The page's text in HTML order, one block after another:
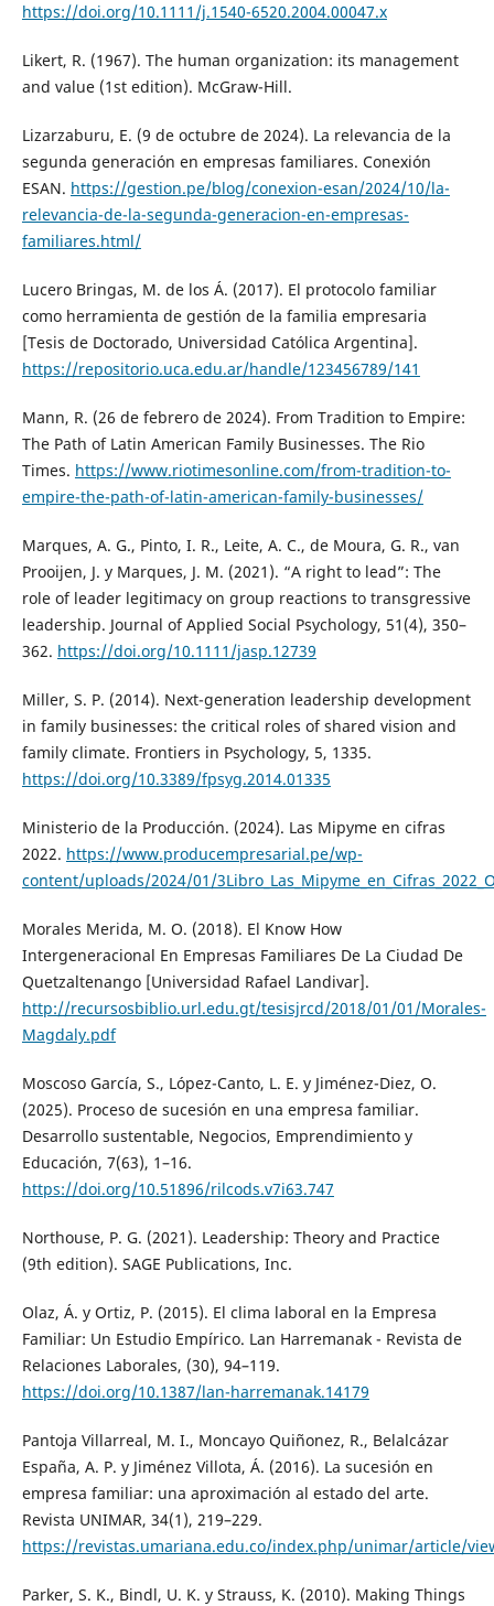
https://doi.org/10.1111/j.1540-6520.2004.00047.x
Likert, R. (1967). The human organization: its management
and value (1st edition). McGraw-Hill.
Lizarzaburu, E. (9 de octubre de 2024). La relevancia de la
segunda generación en empresas familiares. Conexión
ESAN. https://gestion.pe/blog/conexion-esan/2024/10/la-
relevancia-de-la-segunda-generacion-en-empresas-
familiares.html/
Lucero Bringas, M. de los Á. (2017). El protocolo familiar
como herramienta de gestión de la familia empresaria
[Tesis de Doctorado, Universidad Católica Argentina].
https://repositorio.uca.edu.ar/handle/123456789/141
Mann, R. (26 de febrero de 2024). From Tradition to Empire:
The Path of Latin American Family Businesses. The Rio
Times. https://www.riotimesonline.com/from-tradition-to-
empire-the-path-of-latin-american-family-businesses/
Marques, A. G., Pinto, I. R., Leite, A. C., de Moura, G. R., van
Prooijen, J. y Marques, J. M. (2021). “A right to lead”: The
role of leader legitimacy on group reactions to transgressive
leadership. Journal of Applied Social Psychology, 51(4), 350–
362. https://doi.org/10.1111/jasp.12739
Miller, S. P. (2014). Next-generation leadership development
in family businesses: the critical roles of shared vision and
family climate. Frontiers in Psychology, 5, 1335.
https://doi.org/10.3389/fpsyg.2014.01335
Ministerio de la Producción. (2024). Las Mipyme en cifras
2022. https://www.producempresarial.pe/wp-
content/uploads/2024/01/
Morales Merida, M. O. (2018). El Know How
Intergeneracional En Empresas Familiares De La Ciudad De
Quetzaltenango [Universidad Rafael Landivar].
http://recursosbiblio.url.edu.gt/tesisjrcd/2018/01/01/Morales-
Magdaly.pdf
Moscoso García, S., López-Canto, L. E. y Jiménez-Diez, O.
(2025). Proceso de sucesión en una empresa familiar.
Desarrollo sustentable, Negocios, Emprendimiento y
Educación, 7(63), 1–16.
https://doi.org/10.51896/rilcods.v7i63.747
Northouse, P. G. (2021). Leadership: Theory and Practice
(9th edition). SAGE Publications, Inc.
Olaz, Á. y Ortiz, P. (2015). El clima laboral en la Empresa
Familiar: Un Estudio Empírico. Lan Harremanak - Revista de
Relaciones Laborales, (30), 94–119.
https://doi.org/10.1387/lan-harremanak.14179
Pantoja Villarreal, M. I., Moncayo Quiñonez, R., Belalcázar
España, A. P. y Jiménez Villota, Á. (2016). La sucesión en
empresa familiar: una aproximación al estado del arte.
Revista UNIMAR, 34(1), 219–229.
https://revistas.umariana.edu.co/index.php/unimar/article/
Parker, S. K., Bindl, U. K. y Strauss, K. (2010). Making Things